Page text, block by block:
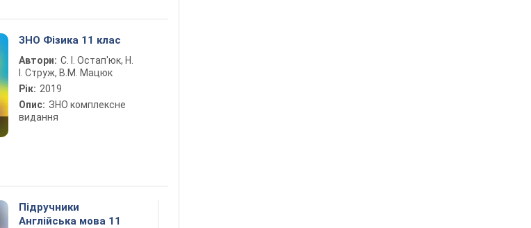
ЗНО Фізика 11 клас
Автори: С. І. Остап'юк, Н.
І. Струж, В.М. Мацюк
Рік: 2019
Опис: ЗНО комплексне
видання
Підручники
Англійська мова 11